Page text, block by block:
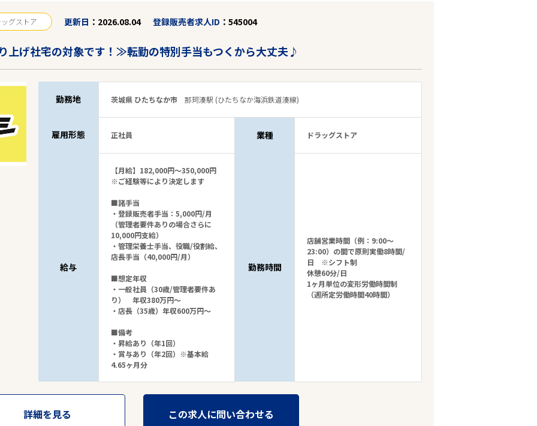
ッグストア 更新日 2026.08.04 登録販売者求人ID 545004
上げ社宅の対象です！≫転勤の特別手当もつくから大丈夫♪
勤務地 茨城県 ひたちなか市 那珂湊駅 (ひたちなか海浜鉄道湊線)
雇用形態 正社員 業種 ドラッグストア
給与
【月給】182,000円～350,000円
※ご経験等により決定します
■諸手当
・登録販売者手当：5,000円/月
（管理者要件ありの場合さらに
10,000円支給）
・管理栄養士手当、役職/役割給、
店長手当（40,000円/月）
■想定年収
・一般社員（30歳/管理者要件あ
り） 年収380万円～
・店長（35歳）年収600万円～
■備考
・昇給あり（年1回）
・賞与あり（年2回）※基本給
4.65ヶ月分
勤務時間
店舗営業時間（例：9:00～
23:00）の間で原則実働8時間/
日 ※シフト制
休憩60分/日
1ヶ月単位の変形労働時間制
（週所定労働時間40時間）
詳細を見る この求人に問い合わせる